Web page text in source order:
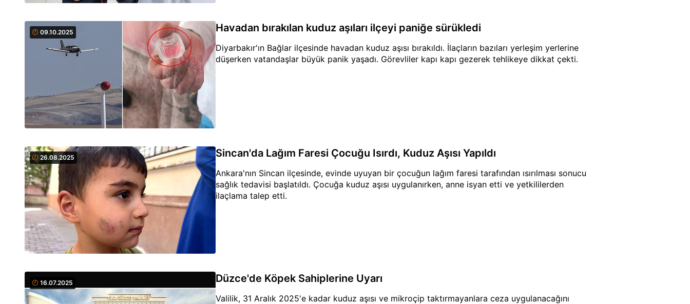
09.10.2025 Havadan bırakılan kuduz aşıları ilçeyi paniğe sürükledi
Diyarbakır'ın Bağlar ilçesinde havadan kuduz aşısı bırakıldı. İlaçların bazıları yerleşim yerlerine
düşerken vatandaşlar büyük panik yaşadı. Görevliler kapı kapı gezerek tehlikeye dikkat çekti.
26.08.2025 Sincan'da Lağım Faresi Çocuğu Isırdı, Kuduz Aşısı Yapıldı
Ankara'nın Sincan ilçesinde, evinde uyuyan bir çocuğun lağım faresi tarafından ısırılması sonucu
sağlık tedavisi başlatıldı. Çocuğa kuduz aşısı uygulanırken, anne isyan etti ve yetkililerden
ilaçlama talep etti.
16.07.2025 Düzce'de Köpek Sahiplerine Uyarı
Valilik, 31 Aralık 2025'e kadar kuduz aşısı ve mikroçip taktırmayanlara ceza uygulanacağını